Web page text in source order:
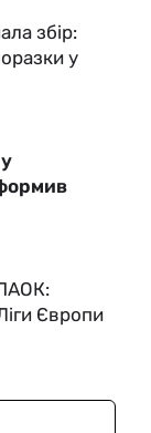
збір:
у
Європи